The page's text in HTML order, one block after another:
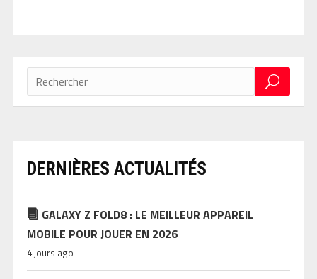
DERNIÈRES ACTUALITÉS
GALAXY Z FOLD8 : LE MEILLEUR APPAREIL
MOBILE POUR JOUER EN 2026
4 jours ago